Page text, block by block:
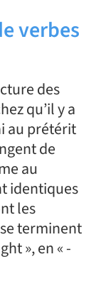
verbes
des
qu’il y a
au prétérit
de
au
identiques
les
terminent
», en « -